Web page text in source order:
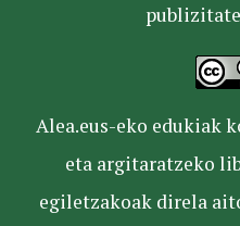
Alea.eus-eko edukiak
eta argitaratzeko
egiletzakoak direla